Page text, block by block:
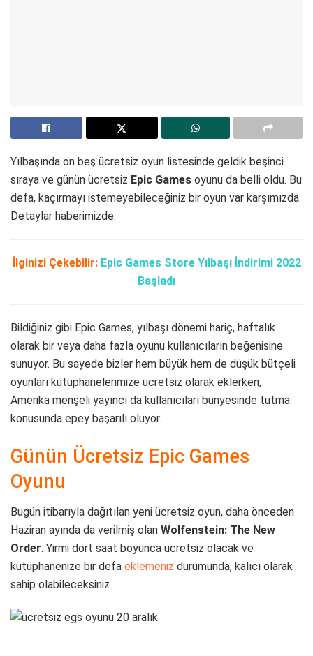
Yılbaşında on beş ücretsiz oyun listesinde geldik beşinci
sıraya ve günün ücretsiz Epic Games oyunu da belli oldu. Bu
defa, kaçırmayı istemeyebileceğiniz bir oyun var karşımızda.
Detaylar haberimizde.
İlginizi Çekebilir: Epic Games Store Yılbaşı İndirimi 2022
Başladı
Bildiğiniz gibi Epic Games, yılbaşı dönemi hariç, haftalık
olarak bir veya daha fazla oyunu kullanıcıların beğenisine
sunuyor. Bu sayede bizler hem büyük hem de düşük bütçeli
oyunları kütüphanelerimize ücretsiz olarak eklerken,
Amerika menşeli yayıncı da kullanıcıları bünyesinde tutma
konusunda epey başarılı oluyor.
Günün Ücretsiz Epic Games
Oyunu
Bugün itibarıyla dağıtılan yeni ücretsiz oyun, daha önceden
Haziran ayında da verilmiş olan Wolfenstein: The New
Order. Yirmi dört saat boyunca ücretsiz olacak ve
kütüphanenize bir defa eklemeniz durumunda, kalıcı olarak
sahip olabileceksiniz.